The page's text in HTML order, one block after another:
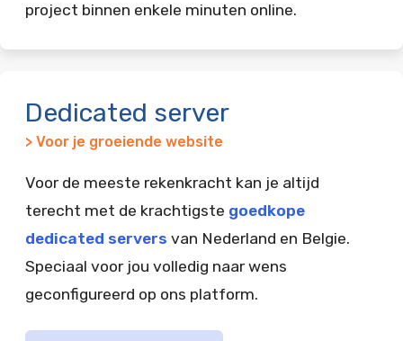
project binnen enkele minuten online.
Dedicated server
> Voor je groeiende website
Voor de meeste rekenkracht kan je altijd
terecht met de krachtigste goedkope
dedicated servers van Nederland en Belgie.
Speciaal voor jou volledig naar wens
geconfigureerd op ons platform.